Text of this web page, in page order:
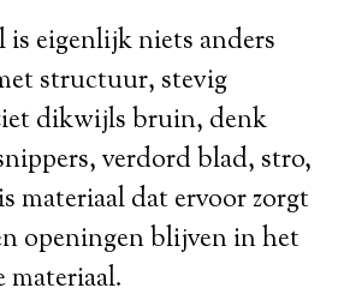
eigenlijk niets anders
structuur, stevig
dikwijls bruin, denk
verdord blad, stro,
materiaal dat ervoor zorgt
openingen blijven in het
materiaal.